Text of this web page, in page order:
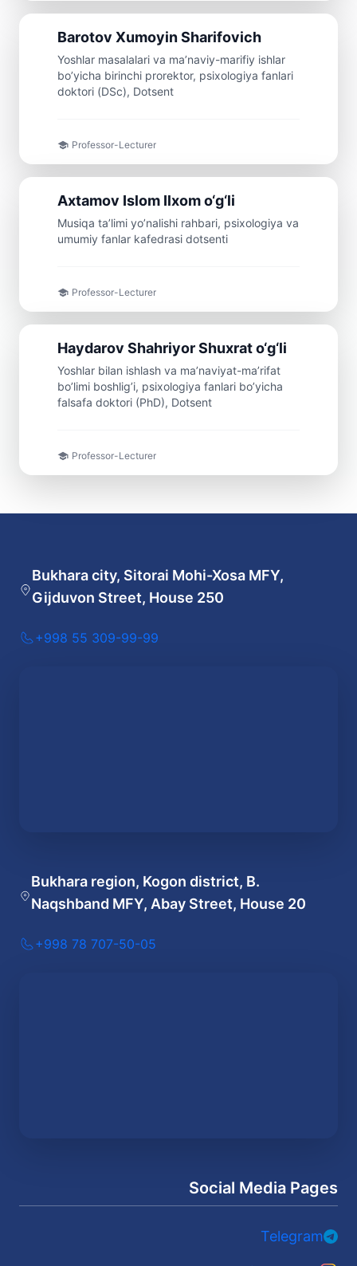
Barotov XumoyinSharifovich
Yoshlar masalalari va ma’naviy-marifiy ishlar
bo’yicha birinchi prorektor, psixologiya fanlari
doktori (DSc), Dotsent
Professor-Lecturer
Axtamov Islom Ilxom o‘g‘li
Musiqa ta’limi yo’nalishi rahbari, psixologiya va
umumiy fanlar kafedrasi dotsenti
Professor-Lecturer
Doсent
Haydarov ShahriyorShuxrat o‘g‘li
Yoshlar bilan ishlash va ma’naviyat-ma’rifat
bo’limi boshlig’i, psixologiya fanlari bo’yicha
falsafa doktori (PhD), Dotsent
Professor-Lecturer
Bukhara city, Sitorai Mohi-Xosa MFY,
Gijduvon Street, House 250
+998 55 309-99-99
Bukhara region, Kogon district, B.
Naqshband MFY, Abay Street, House 20
+998 78 707-50-05
Social Media Pages
Telegram